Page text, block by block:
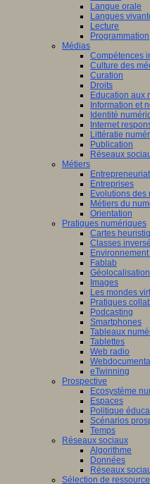
Langue orale
Langues
Lecture
Programmation
Médias
Compétences
Culture des
Curation
Droits
Education aux
Information et
Identité
Internet
Littératie
Publication
Réseaux
Métiers
Entrepreneuriat
Entreprises
Evolutions des
Métiers du
Orientation
Pratiques numériques
Cartes
Classes
Fablab
Géolocalisation
Images
Les mondes
Pratiques
Podcasting
Smartphones
Tableaux
Tablettes
Web radio
eTwinning
Prospective
Ecosystème
Espaces
Politique
Scénarios
Temps
Réseaux sociaux
Algorithme
Données
Réseaux
Sélection de